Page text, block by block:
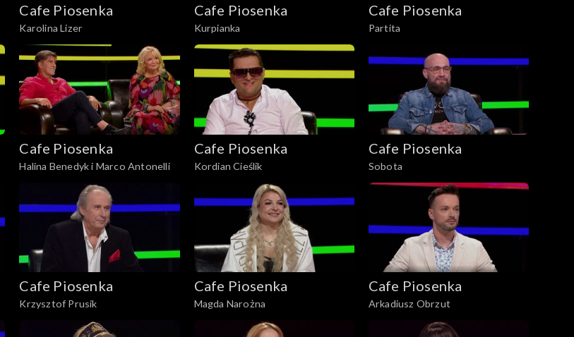
Cafe Piosenka
Karolina Lizer
Cafe Piosenka
Kurpianka
Cafe Piosenka
Partita
Cafe Piosenka
Halina Benedyk i Marco Antonelli
Cafe Piosenka
Kordian Cieślik
Cafe Piosenka
Sobota
Cafe Piosenka
Krzysztof Prusik
Cafe Piosenka
Magda Narożna
Cafe Piosenka
Arkadiusz Obrzut